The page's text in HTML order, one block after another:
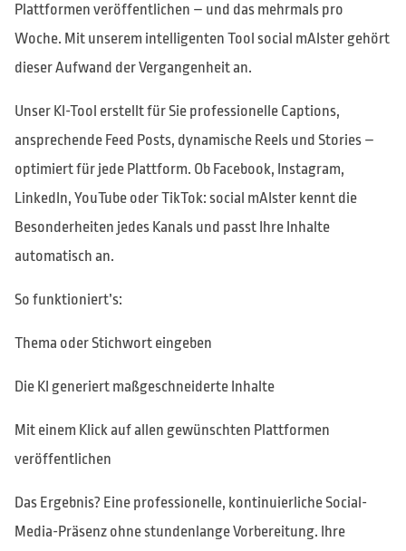
Plattformen veröffentlichen – und das mehrmals pro
Woche. Mit unserem intelligenten Tool social mAIster gehört
dieser Aufwand der Vergangenheit an.
Unser KI-Tool erstellt für Sie professionelle Captions,
ansprechende Feed Posts, dynamische Reels und Stories –
optimiert für jede Plattform. Ob Facebook, Instagram,
LinkedIn, YouTube oder TikTok: social mAIster kennt die
Besonderheiten jedes Kanals und passt Ihre Inhalte
automatisch an.
So funktioniert’s:
Thema oder Stichwort eingeben
Die KI generiert maßgeschneiderte Inhalte
Mit einem Klick auf allen gewünschten Plattformen
veröffentlichen
Das Ergebnis? Eine professionelle, kontinuierliche Social-
Media-Präsenz ohne stundenlange Vorbereitung. Ihre